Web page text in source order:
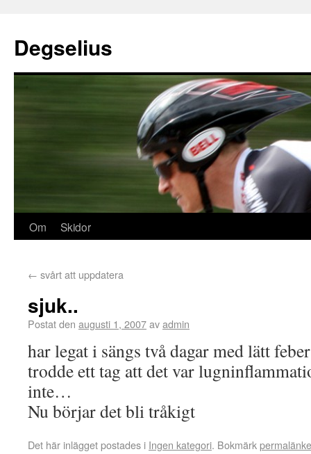
Degselius
Om Skidor
← svårt att uppdatera
sjuk..
Postat den augusti 1, 2007avadmin
har legat i sängs två dagar med lätt
trodde ett tag att det var
inte…
Nu börjar det bli tråkigt
Det här inlägget postades i Ingen kategori. Bokmärk